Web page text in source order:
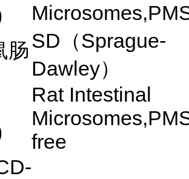
肠SD （Sprague-
Dawley）
Rat Intestinal
free